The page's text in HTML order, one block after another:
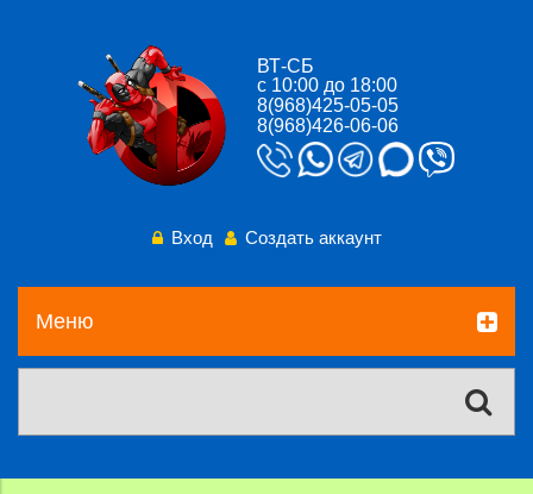
ВТ-СБ
с 10:00 до 18:00
8(968)425-05-05
8(968)426-06-06
Вход Создать аккаунт
Меню